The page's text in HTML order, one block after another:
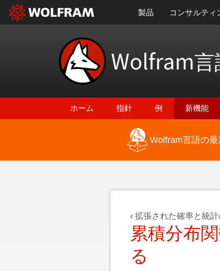
製品 コンサルティ
Wolfram言
ホーム 指針 例 新機能
Wolfram言語の
拡張された確率と統
累積分布
る